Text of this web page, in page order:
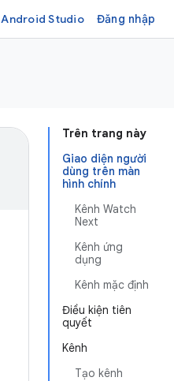
Android Studio Đăng nhập
Trên trang này
Giao diện người
dùng trên màn
hình chính
Kênh Watch
Next
Kênh ứng
dụng
Kênh mặc định
Điều kiện tiên
quyết
Kênh
Tạo kênh